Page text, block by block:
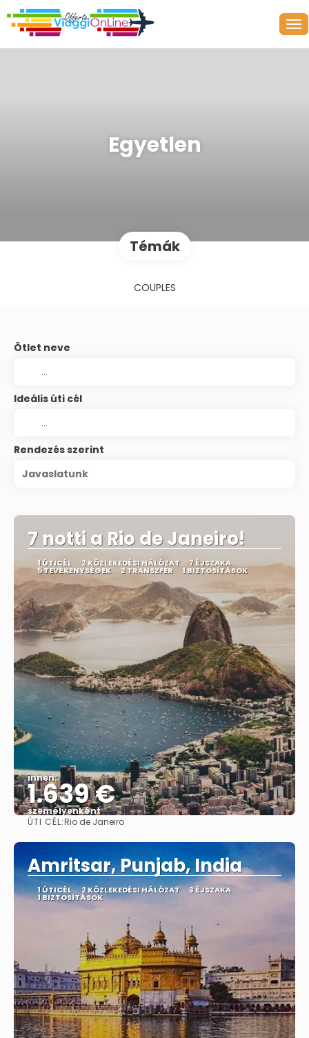
Egyetlen
Témák
COUPLES
Ötlet neve
Ideális úti cél
Rendezés szerint
Javaslatunk
7 notti a Rio de Janeiro!
1 ÚTICÉL 2 KÖZLEKEDÉSI HÁLÓZAT 7 ÉJSZAKA
5 TEVÉKENYSÉGEK 2 TRANSZFER 1 BIZTOSÍTÁSOK
innen:
1.639 €
személyenként
ÚTI CÉL:Rio de Janeiro
Amritsar, Punjab, India
1 ÚTICÉL 2 KÖZLEKEDÉSI HÁLÓZAT 3 ÉJSZAKA
1 BIZTOSÍTÁSOK